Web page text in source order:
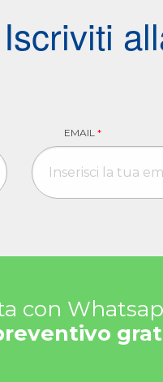
Iscriviti
EMAIL *
con